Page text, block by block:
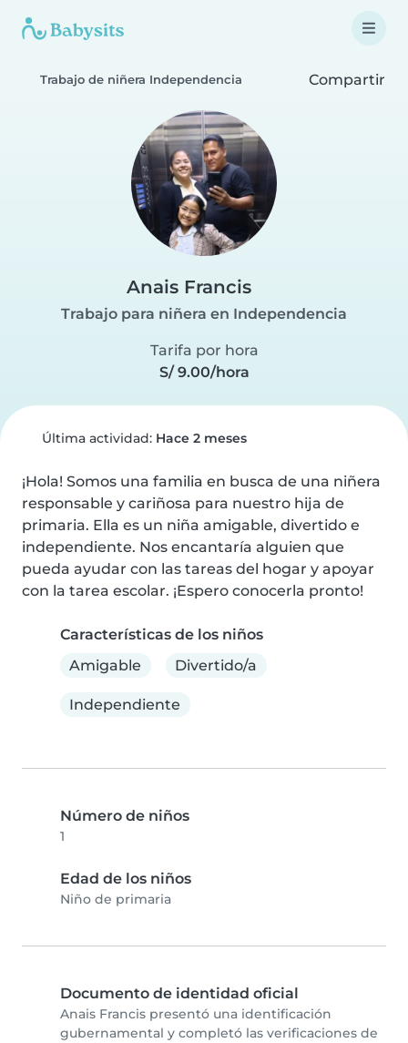
Trabajo de niñera Independencia Compartir
Anais Francis
Trabajo para niñera en Independencia
Tarifa por hora
S/ 9.00/hora
Última actividad: Hace 2 meses
¡Hola! Somos una familia en busca de una niñera
responsable y cariñosa para nuestro hija de
primaria. Ella es un niña amigable, divertido e
independiente. Nos encantaría alguien que
pueda ayudar con las tareas del hogar y apoyar
con la tarea escolar. ¡Espero conocerla pronto!
Características de los niños
Amigable
Divertido/a
Independiente
Número de niños
1
Edad de los niños
Niño de primaria
Documento de identidad oficial
Anais Francis presentó una identificación
gubernamental y completó las verificaciones de